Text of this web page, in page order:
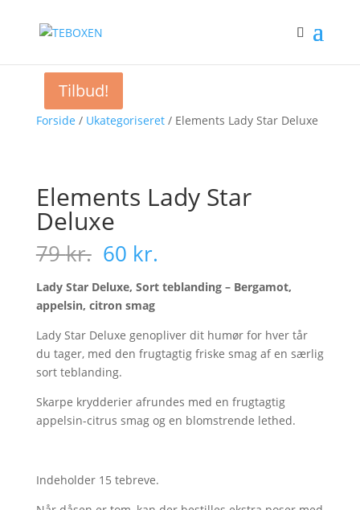
Forside / Ukategoriseret/ Elements Lady Star Deluxe
Tilbud!
Elements Lady Star
Deluxe
79kr. Den
oprindelige
pris
var:
79 kr..
60 kr.
pris
60 kr..
Lady Star Deluxe, Sort teblanding – Bergamot,
appelsin, citron smag
Lady Star Deluxe genopliver dit humør for hver tår
du tager, med den frugtagtig friske smag af en særlig
sort teblanding.
Skarpe krydderier afrundes med en frugtagtig
appelsin-citrus smag og en blomstrende lethed.
Indeholder 15 tebreve.
Tilbud!